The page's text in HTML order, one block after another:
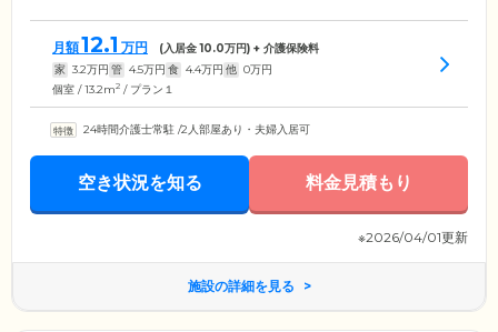
月額12.1 万円 (入居金10.0万円) + 介護保険料
家 3.2万円 管 4.5万円 食 4.4万円 他 0万円
個室 / 13.2m2 / プラン１
24時間介護士常駐 /2人部屋あり・夫婦入居可
空き状況を知る 料金見積もり
※2026/04/01更新
施設の詳細を見る